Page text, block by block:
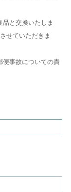
と交換いたしま
せていただきま
事故についての責